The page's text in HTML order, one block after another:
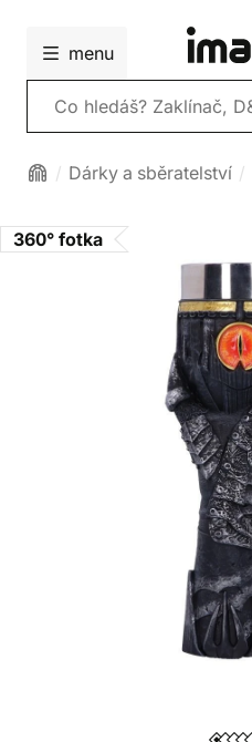
menu
Vyhledávání
Dárky a sběratelství
360° fotka